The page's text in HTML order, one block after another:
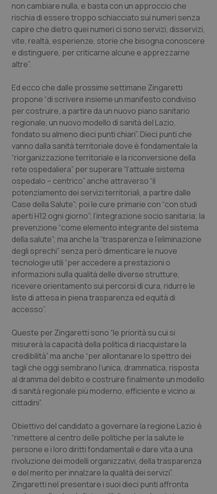
Calabria
Campania
Emilia-Romagna
Friuli Venezia Giulia
Lazio
Liguria
Lombardia
Marche
Molise
Piemonte
Provincia Autonoma di Bolzano
Provincia Autonoma di Trento
Puglia
Sardegna
Sicilia
Toscana
Valle D’Aosta
Veneto
Asma & BPCO
Car-T
Colesterolo & coronaropatie
Dermatite Atopica
Diabete & glucometri
Disturbi dell’umore
Dolore
Donna & Salute
Epatiti
HIV
Infezioni & Febbre
Ipertensione & Scompenso
Malattie rare
Malattia di Crohn & Rettocolite Ulcerosa
Neuroscienze & patologie neurodegenerative
Obesità
Oncodermatologia
Oncoematologia
Oncologia & Nutrizione
non cambiare nulla, e basta con un approccio che
rischia di essere troppo schiacciato sui numeri senza
capire che dietro quei numeri ci sono servizi, disservizi,
vite, realtà, esperienze, storie che bisogna conoscere
e distinguere, per criticarne alcune e apprezzarne
altre”.
Ed ecco che dalle prossime settimane Zingaretti
propone “di scrivere insieme un manifesto condiviso
per costruire, a partire da un nuovo piano sanitario
regionale, un nuovo modello di sanità del Lazio,
fondato su almeno dieci punti chiari”. Dieci punti che
vanno dalla sanità territoriale dove è fondamentale la
“riorganizzazione territoriale e la riconversione della
rete ospedaliera” per superare “l’attuale sistema
ospedalo – centrico” anche attraverso “il
potenziamento dei servizi territoriali, a partire dalle
Case della Salute”; poi le cure primarie con “con studi
aperti H12 ogni giorno”; l’integrazione socio sanitaria; la
prevenzione “come elemento integrante del sistema
della salute”; ma anche la “trasparenza e l’eliminazione
degli sprechi” senza però dimenticare le nuove
tecnologie utili “per accedere a prestazioni o
informazioni sulla qualità delle diverse strutture,
ricevere orientamento sui percorsi di cura, ridurre le
liste di attesa in piena trasparenza ed equità di
accesso”.
Queste per Zingaretti sono “le priorità su cui si
misurerà la capacità della politica di riacquistare la
credibilità” ma anche “per allontanare lo spettro dei
tagli che oggi sembrano l’unica, drammatica, risposta
al dramma del debito e costruire finalmente un modello
di sanità regionale più moderno, efficiente e vicino ai
cittadini”.
Obiettivo del candidato a governare la regione Lazio è
“rimettere al centro delle politiche per la salute le
persone e i loro diritti fondamentali e dare vita a una
rivoluzione dei modelli organizzativi, della trasparenza
e del merito per innalzare la qualità dei servizi”.
Zingaretti nel presentare i suoi dieci punti affronta